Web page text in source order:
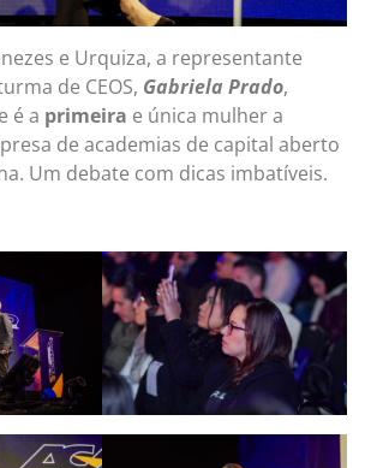
e Urquiza, a representante
de CEOS, Gabriela Prado,
é a primeira e única mulher a
de academias de capital aberto
Um debate com dicas imbatíveis.